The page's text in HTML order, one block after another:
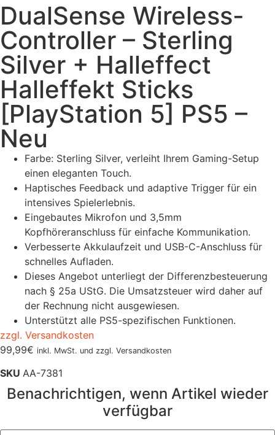
DualSense Wireless-
Controller – Sterling
Silver + Halleffect
Halleffekt Sticks
[PlayStation 5] PS5 –
Neu
Farbe: Sterling Silver, verleiht Ihrem Gaming-Setup
einen eleganten Touch.
Haptisches Feedback und adaptive Trigger für ein
intensives Spielerlebnis.
Eingebautes Mikrofon und 3,5mm
Kopfhöreranschluss für einfache Kommunikation.
Verbesserte Akkulaufzeit und USB-C-Anschluss für
schnelles Aufladen.
Dieses Angebot unterliegt der Differenzbesteuerung
nach § 25a UStG. Die Umsatzsteuer wird daher auf
der Rechnung nicht ausgewiesen.
Unterstützt alle PS5-spezifischen Funktionen.
zzgl. Versandkosten
99,99€ inkl. MwSt. und zzgl. Versandkosten
SKU AA-7381
Benachrichtigen, wenn Artikel wieder
verfügbar